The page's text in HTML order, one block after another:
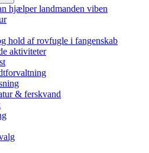
hjælper landmanden viben
hold af rovfugle i fangenskab
aktiviteter
& ferskvand